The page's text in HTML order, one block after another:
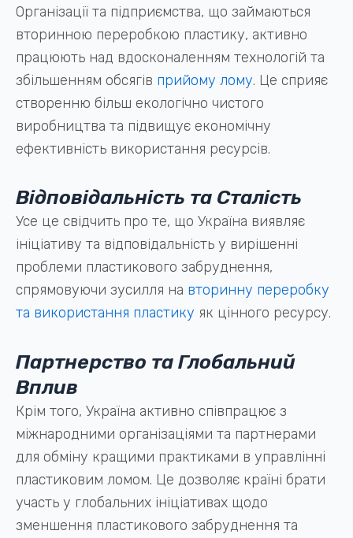
Організації та підприємства, що займаються
вторинною переробкою пластику, активно
працюють над вдосконаленням технологій та
збільшенням обсягів прийому лому. Це сприяє
створенню більш екологічно чистого
виробництва та підвищує економічну
ефективність використання ресурсів.
Відповідальність та Сталість
Усе це свідчить про те, що Україна виявляє
ініціативу та відповідальність у вирішенні
проблеми пластикового забруднення,
спрямовуючи зусилля на вторинну переробку
та використання пластику як цінного ресурсу.
Партнерство та Глобальний
Вплив
Крім того, Україна активно співпрацює з
міжнародними організаціями та партнерами
для обміну кращими практиками в управлінні
пластиковим ломом. Це дозволяє країні брати
участь у глобальних ініціативах щодо
зменшення пластикового забруднення та